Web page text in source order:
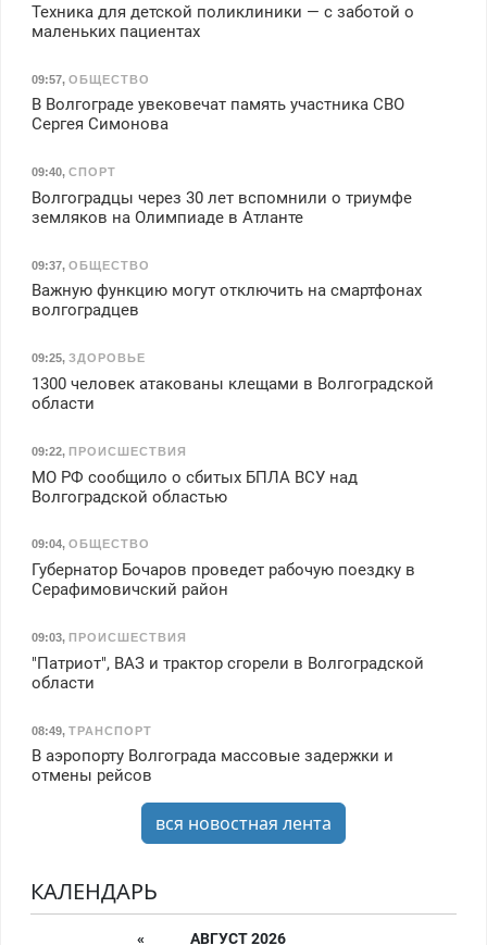
Техника для детской поликлиники — с заботой о
маленьких пациентах
09:57, ОБЩЕСТВО
В Волгограде увековечат память участника СВО
Сергея Симонова
09:40, СПОРТ
Волгоградцы через 30 лет вспомнили о триумфе
земляков на Олимпиаде в Атланте
09:37, ОБЩЕСТВО
Важную функцию могут отключить на смартфонах
волгоградцев
09:25, ЗДОРОВЬЕ
1300 человек атакованы клещами в Волгоградской
области
09:22, ПРОИСШЕСТВИЯ
МО РФ сообщило о сбитых БПЛА ВСУ над
Волгоградской областью
09:04, ОБЩЕСТВО
Губернатор Бочаров проведет рабочую поездку в
Серафимовичский район
09:03, ПРОИСШЕСТВИЯ
"Патриот", ВАЗ и трактор сгорели в Волгоградской
области
08:49, ТРАНСПОРТ
В аэропорту Волгограда массовые задержки и
отмены рейсов
вся новостная лента
КАЛЕНДАРЬ
« АВГУСТ 2026